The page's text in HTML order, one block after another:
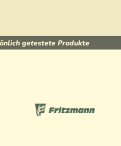
getestete Produkte